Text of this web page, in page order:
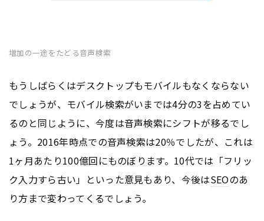
増加の一途をたどる音声検索
もうしばらくはデスクトップもモバイルもなくならない
でしょうが、モバイル検索がいまでは4分の3を占めてい
るのと同じように、今度は音声検索にシフトが移るでし
ょう。2016年時点での音声検索は20％でしたが、これは
1ヶ月あたり100億回にものぼります。10代では「フリッ
ク入力すら古い」といった意見もあり、今後はSEOのあ
り方まで変わってくるでしょう。